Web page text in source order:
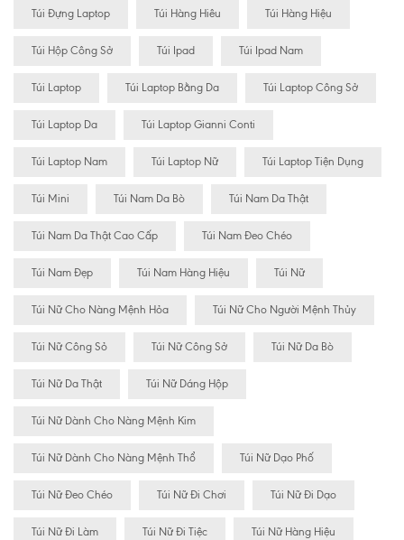
Túi Đựng Laptop Túi Hàng Hiêu Túi Hàng Hiệu
Túi Hộp Công Sở Túi Ipad Túi Ipad Nam
Túi Laptop Túi Laptop Bằng Da Túi Laptop Công Sở
Túi Laptop Da Túi Laptop Gianni Conti
Túi Laptop Nam Túi Laptop Nữ Túi Laptop Tiện Dụng
Túi Mini Túi Nam Da Bò Túi Nam Da Thật
Túi Nam Da Thật Cao Cấp Túi Nam Đeo Chéo
Túi Nam Đẹp Túi Nam Hàng Hiệu Túi Nữ
Túi Nữ Cho Nàng Mệnh Hỏa Túi Nữ Cho Người Mệnh Thủy
Túi Nữ Công Sỏ Túi Nữ Công Sở Túi Nữ Da Bò
Túi Nữ Da Thật Túi Nữ Dáng Hộp
Túi Nữ Dành Cho Nàng Mệnh Kim
Túi Nữ Dành Cho Nàng Mệnh Thổ Túi Nữ Dạo Phố
Túi Nữ Đeo Chéo Túi Nữ Đi Chơi Túi Nữ Đi Dạo
Túi Nữ Đi Làm Túi Nữ Đi Tiệc Túi Nữ Hàng Hiệu